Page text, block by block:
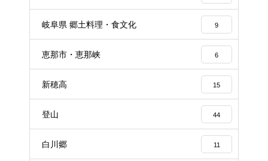
岐阜県 郷土料理・食文化 9
恵那市・恵那峡 6
新穂高 15
登山 44
白川郷 11